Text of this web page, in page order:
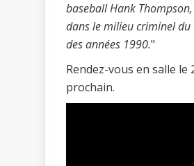
baseball Hank
dans le milieu criminel du
des années 1990."
Rendez-vous en salle le
prochain.